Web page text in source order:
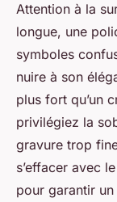
Attention à la
longue, une
symboles
nuire à son
plus fort qu’un
privilégiez la
gravure trop
s’effacer avec
pour garantir